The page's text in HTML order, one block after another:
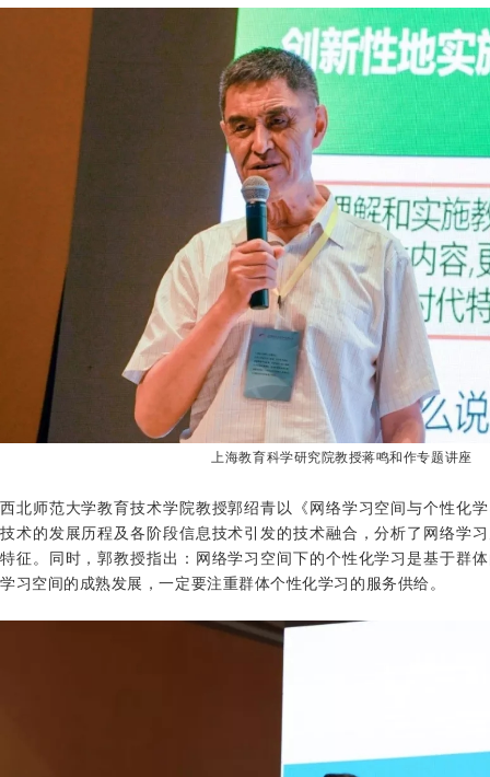
上海教育科学研究院教授蒋鸣和作专题讲座
西北师范大学教育技术学院教授郭绍青以《网络学习空间与个性化
技术的发展历程及各阶段信息技术引发的技术融合，分析了网络学
特征。同时，郭教授指出：网络学习空间下的个性化学习是基于群
学习空间的成熟发展，一定要注重群体个性化学习的服务供给。